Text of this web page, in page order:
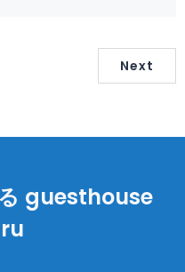
Next
guesthouse